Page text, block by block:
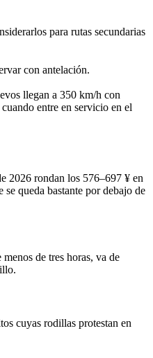
para rutas secundarias
con antelación.
llegan a 350 km/h con
cuando entre en servicio en el
2026 rondan los 576–697 ¥ en
queda bastante por debajo de
de tres horas, va de
cuyas rodillas protestan en